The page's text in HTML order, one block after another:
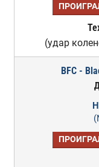
(удар
BFC -